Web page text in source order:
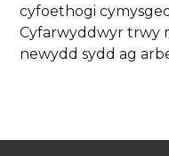
cyfoethogi
Cyfarwyddwyr trwy
newydd sydd ag